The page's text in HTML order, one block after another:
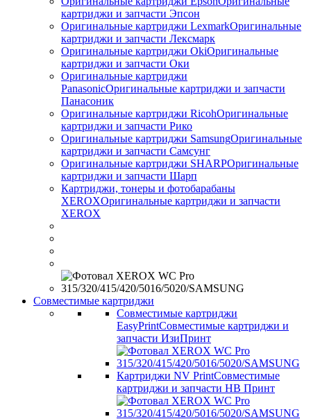
картриджи и запчасти Эпсон
Оригинальные картриджи LexmarkОригинальные
картриджи и запчасти Лексмарк
Оригинальные картриджи ОkiОригинальные
картриджи и запчасти Оки
Оригинальные картриджи
PanasonicОригинальные картриджи и запчасти
Панасоник
Оригинальные картриджи RicohОригинальные
картриджи и запчасти Рико
Оригинальные картриджи SamsungОригинальные
картриджи и запчасти Самсунг
Оригинальные картриджи SHARPОригинальные
картриджи и запчасти Шарп
Картриджи, тонеры и фотобарабаны
XEROXОригинальные картриджи и запчасти
XEROX
Совместимые картриджи
Совместимые картриджи
EasyPrintСовместимые картриджи и
запчасти ИзиПринт
Картриджи NV PrintСовместимые
картриджи и запчасти НВ Принт